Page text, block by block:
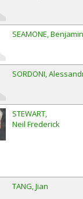
SEAMONE Benjamin
SORDONI
STEWART
Neil Frederick
TANG Jian